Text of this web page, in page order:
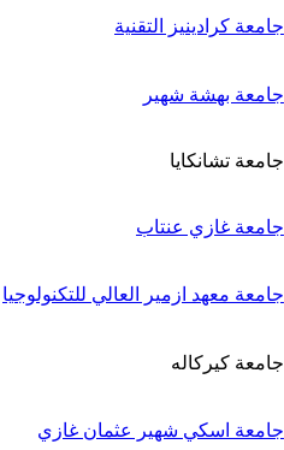
جامعة كرادينيز التقنية
جامعة بهشة شهير
جامعة تشانكايا
جامعة غازي عنتاب
جامعة معهد ازمير العالي للتكنولوجيا
جامعة كيركاله
جامعة اسكي شهير عثمان غازي